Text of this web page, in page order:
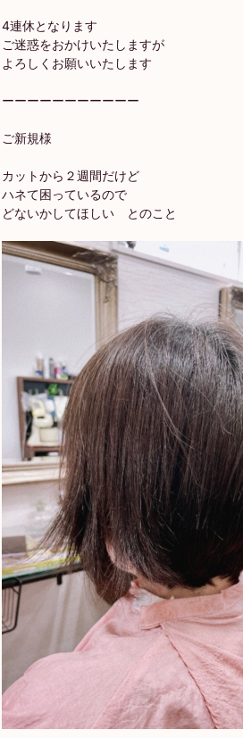
4連休となります
ご迷惑をおかけいたしますが
よろしくお願いいたします
ーーーーーーーーーーー
ご新規様
カットから２週間だけど
ハネて困っているので
どないかしてほしい とのこと